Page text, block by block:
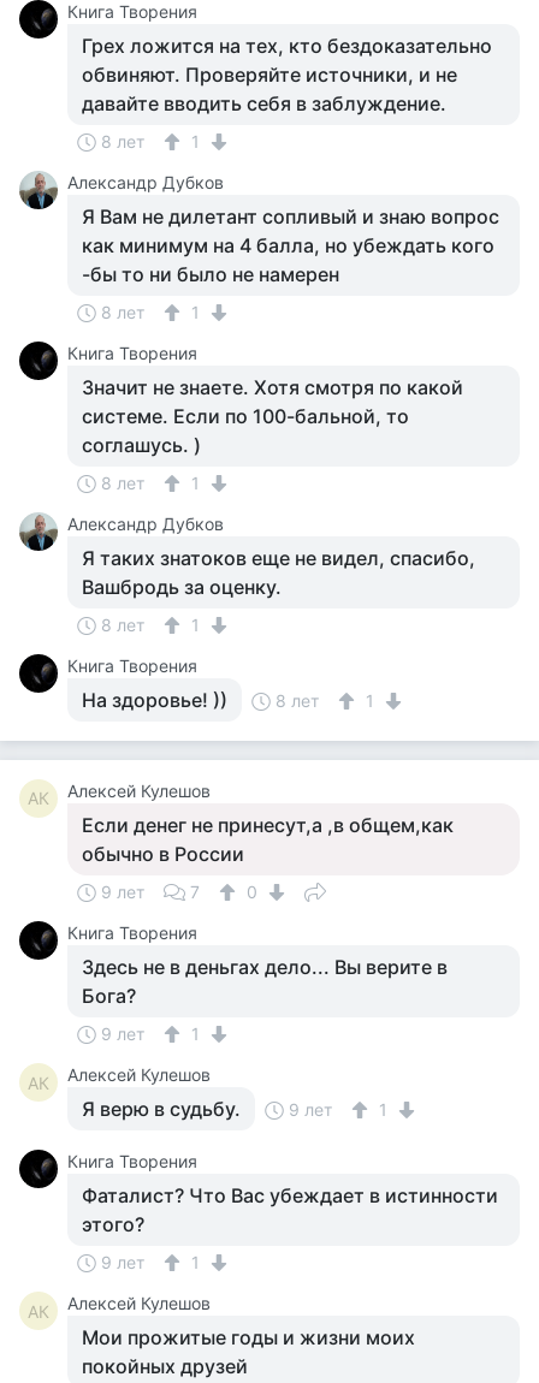
Книга Творения
Грех ложится на тех, кто бездоказательно
обвиняют. Проверяйте источники, и не
давайте вводить себя в заблуждение.
8 лет
1
Александр Дубков
Я Вам не дилетант сопливый и знаю вопрос
как минимум на 4 балла, но убеждать кого
-бы то ни было не намерен
8 лет
1
Книга Творения
Значит не знаете. Хотя смотря по какой
системе. Если по 100-бальной, то
соглашусь. )
8 лет
1
Александр Дубков
Я таких знатоков еще не видел, спасибо,
Вашбродь за оценку.
8 лет
1
Книга Творения
На здоровье! )) 8 лет 1
АК Алексей Кулешов
Если денег не принесут,а ,в общем,как
обычно в России
9 лет 7
0
Книга Творения
Здесь не в деньгах дело... Вы верите в
Бога?
9 лет 1
АК Алексей Кулешов
Я верю в судьбу. 9 лет 1
Книга Творения
Фаталист? Что Вас убеждает в истинности
этого?
9 лет 1
АК Алексей Кулешов
Мои прожитые годы и жизни моих
покойных друзей